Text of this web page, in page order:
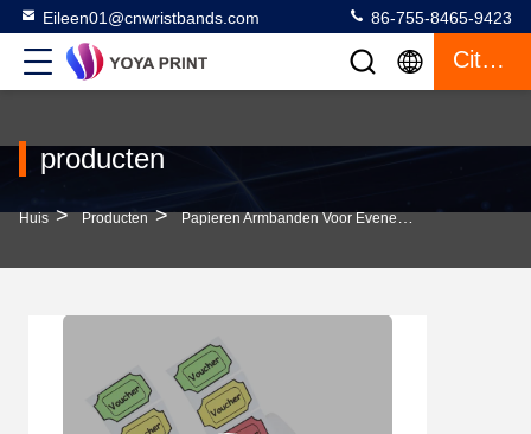
Eileen01@cnwristbands.com 86-755-8465-9423
Citaat
producten
Huis > Producten > Papieren Armbanden Voor Evenementen >